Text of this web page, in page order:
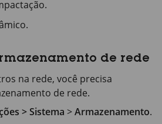
de rede
na rede, você precisa
de rede.
> Sistema >Armazenamento.